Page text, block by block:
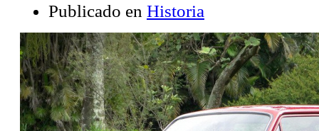
Publicado en Historia